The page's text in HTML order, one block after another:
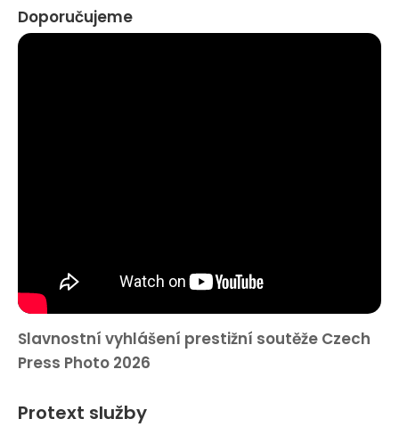
Doporučujeme
Slavnostní vyhlášení prestižní soutěže Czech
Press Photo 2026
Protext služby